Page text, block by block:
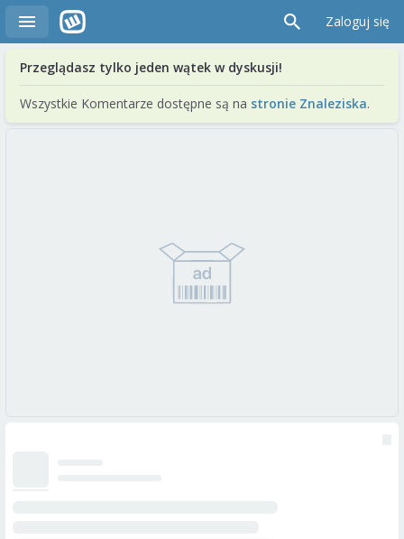
Zaloguj się
Przeglądasz tylko jeden wątek w dyskusji!
Wszystkie Komentarze dostępne są na stronie Znaleziska.